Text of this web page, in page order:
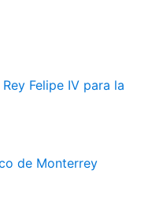
Felipe IV para la
de Monterrey